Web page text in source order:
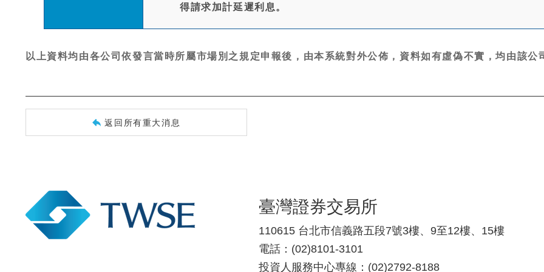
得請求加計延遲利息。
以上資料均由各公司依發言當時所屬市場別之規定申報後，由本系統對外公佈，資料如有虛偽不實，均由該公
返回所有重大消息
臺灣證券交易所
110615 台北市信義路五段7號3樓、9至12樓、15樓
電話：(02)8101-3101
投資人服務中心專線：(02)2792-8188